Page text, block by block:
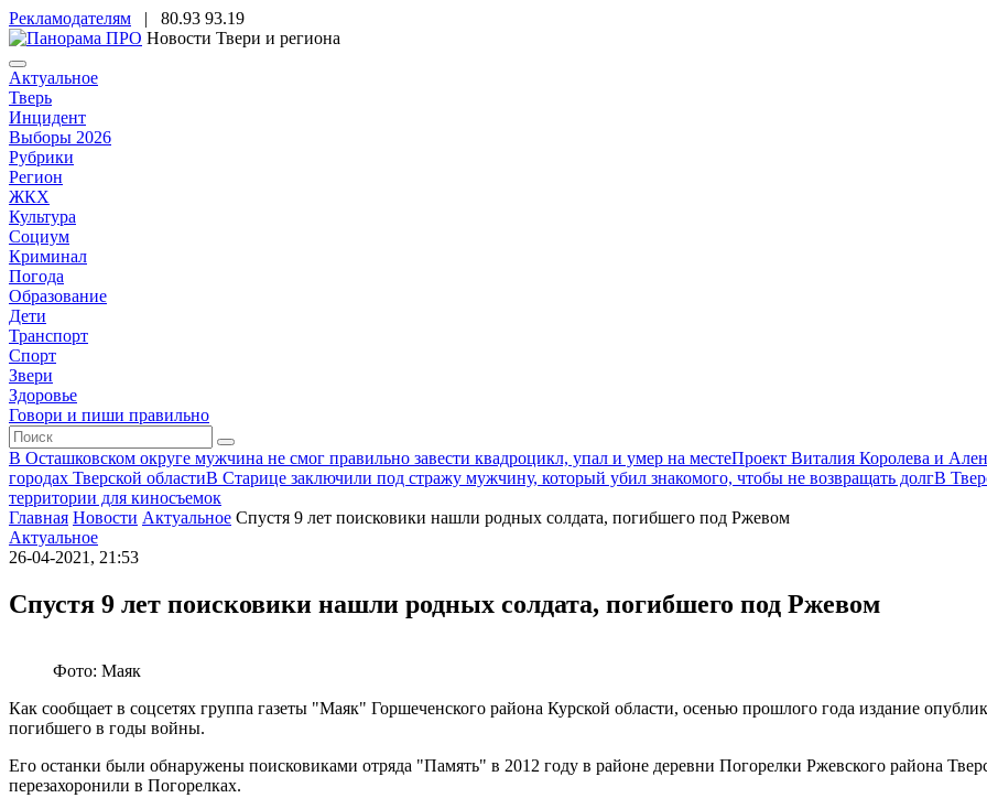
Рекламодателям | 80.93 93.19
Новости Твери и региона
Актуальное
Тверь
Инцидент
Выборы 2026
Рубрики
Регион
ЖКХ
Культура
Социум
Криминал
Погода
Образование
Дети
Транспорт
Спорт
Звери
Здоровье
Говори и пиши правильно
В Осташковском округе мужчина не смог правильно завести квадроцикл, упал и умер на местеПроект Виталия Королева и
городах Тверской областиВ Старице заключили под стражу мужчину, который убил знакомого, чтобы не возвращать долгВ
территории для киносъемок
Главная Новости Актуальное Спустя 9 лет поисковики нашли родных солдата, погибшего под Ржевом
Актуальное
26-04-2021, 21:53
Спустя 9 лет поисковики нашли родных солдата, погибшего под Ржевом
Фото: Маяк
Как сообщает в соцсетях группа газеты "Маяк" Горшеченского района Курской области, осенью прошлого года издание
погибшего в годы войны.
Его останки были обнаружены поисковиками отряда "Память" в 2012 году в районе деревни Погорелки Ржевского района
перезахоронили в Погорелках.